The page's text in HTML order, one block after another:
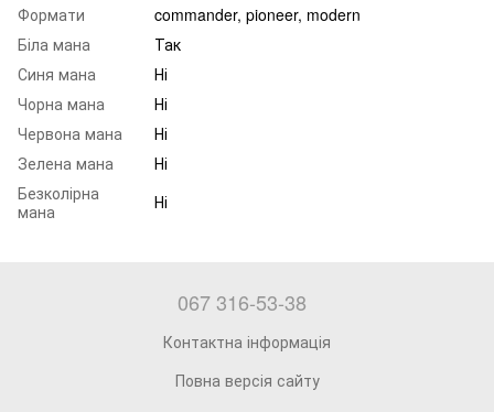
Формати
commander, pioneer, modern
Біла мана
Так
Синя мана
Ні
Чорна мана
Ні
Червона мана
Ні
Зелена мана
Ні
Безколірна
мана
Ні
067 316-53-38
Контактна інформація
Повна версія сайту